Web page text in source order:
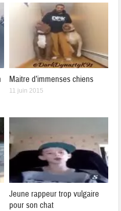
Maitre d’immenses chiens
11 juin 2015
Jeune rappeur trop vulgaire
pour son chat